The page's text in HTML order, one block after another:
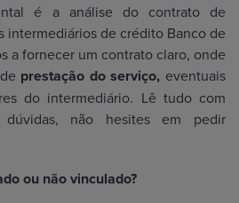
é a análise do contrato de
intermediários de crédito Banco de
a fornecer um contrato claro, onde
prestação do serviço, eventuais
do intermediário. Lê tudo com
não hesites em pedir
ou não vinculado?